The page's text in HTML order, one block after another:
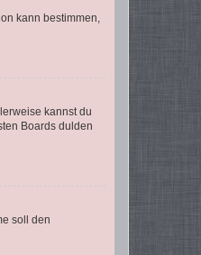
kann bestimmen,
kannst du
Boards dulden
soll den